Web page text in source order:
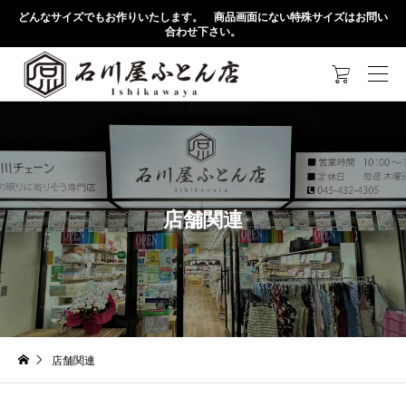
どんなサイズでもお作りいたします。 商品画面にない特殊サイズはお問い
合わせ下さい。

店舗関連
店舗関連